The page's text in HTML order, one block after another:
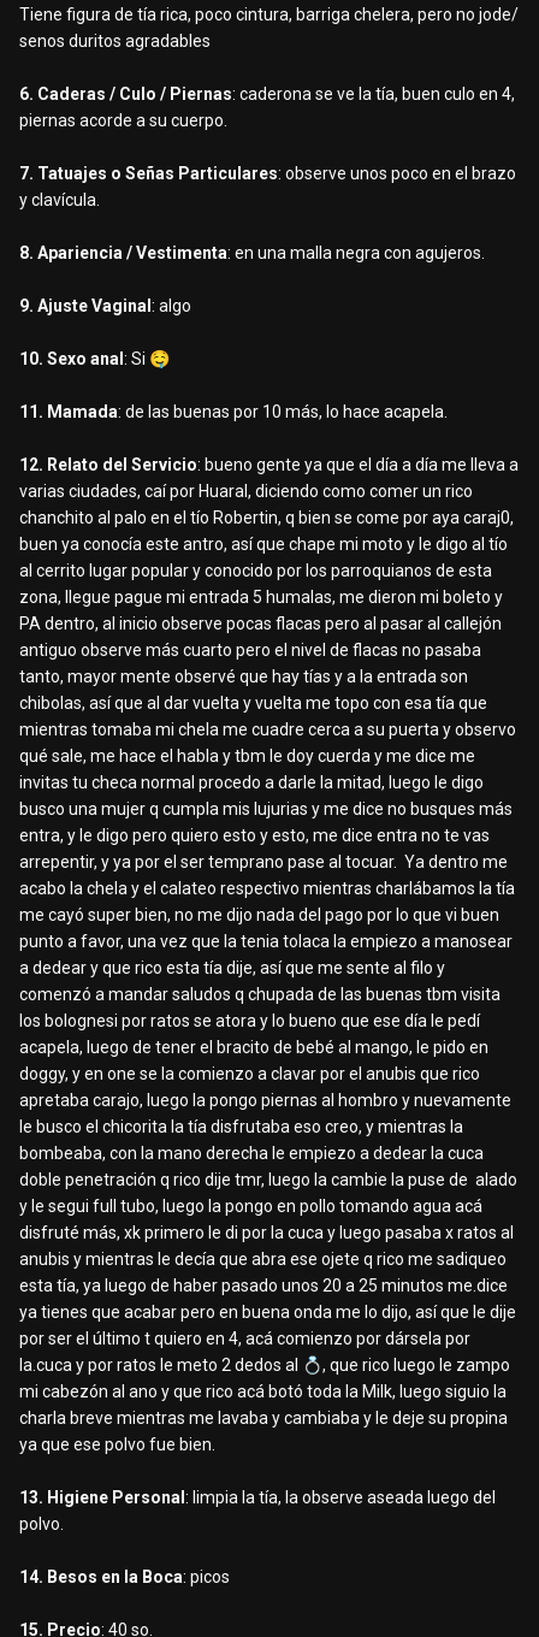
Tiene figura de tía rica, poco cintura, barriga chelera, pero no jode/
senos duritos agradables
6. Caderas / Culo / Piernas: caderona se ve la tía, buen culo en 4,
piernas acorde a su cuerpo.
7. Tatuajes o Señas Particulares: observe unos poco en el brazo
y clavícula.
8. Apariencia / Vestimenta: en una malla negra con agujeros.
9. Ajuste Vaginal : algo
10. Sexo anal : Si 🤤
11. Mamada: de las buenas por 10 más, lo hace acapela.
12. Relato del Servicio: bueno gente ya que el día a día me lleva a
varias ciudades, caí por Huaral, diciendo como comer un rico
chanchito al palo en el tío Robertin, q bien se come por aya caraj0,
buen ya conocía este antro, así que chape mi moto y le digo al tío
al cerrito lugar popular y conocido por los parroquianos de esta
zona, llegue pague mi entrada 5 humalas, me dieron mi boleto y
PA dentro, al inicio observe pocas flacas pero al pasar al callejón
antiguo observe más cuarto pero el nivel de flacas no pasaba
tanto, mayor mente observé que hay tías y a la entrada son
chibolas, así que al dar vuelta y vuelta me topo con esa tía que
mientras tomaba mi chela me cuadre cerca a su puerta y observo
qué sale, me hace el habla y tbm le doy cuerda y me dice me
invitas tu checa normal procedo a darle la mitad, luego le digo
busco una mujer q cumpla mis lujurias y me dice no busques más
entra, y le digo pero quiero esto y esto, me dice entra no te vas
arrepentir, y ya por el ser temprano pase al tocuar. Ya dentro me
acabo la chela y el calateo respectivo mientras charlábamos la tía
me cayó super bien, no me dijo nada del pago por lo que vi buen
punto a favor, una vez que la tenia tolaca la empiezo a manosear
a dedear y que rico esta tía dije, así que me sente al filo y
comenzó a mandar saludos q chupada de las buenas tbm visita
los bolognesi por ratos se atora y lo bueno que ese día le pedí
acapela, luego de tener el bracito de bebé al mango, le pido en
doggy, y en one se la comienzo a clavar por el anubis que rico
apretaba carajo, luego la pongo piernas al hombro y nuevamente
le busco el chicorita la tía disfrutaba eso creo, y mientras la
bombeaba, con la mano derecha le empiezo a dedear la cuca
doble penetración q rico dije tmr, luego la cambie la puse de alado
y le segui full tubo, luego la pongo en pollo tomando agua acá
disfruté más, xk primero le di por la cuca y luego pasaba x ratos al
anubis y mientras le decía que abra ese ojete q rico me sadiqueo
esta tía, ya luego de haber pasado unos 20 a 25 minutos me.dice
ya tienes que acabar pero en buena onda me lo dijo, así que le dije
por ser el último t quiero en 4, acá comienzo por dársela por
la.cuca y por ratos le meto 2 dedos al 💍, que rico luego le zampo
mi cabezón al ano y que rico acá botó toda la Milk, luego siguio la
charla breve mientras me lavaba y cambiaba y le deje su propina
ya que ese polvo fue bien.
13. Higiene Personal : limpia la tía, la observe aseada luego del
polvo.
14. Besos en la Boca: picos
15. Precio: 40 so.